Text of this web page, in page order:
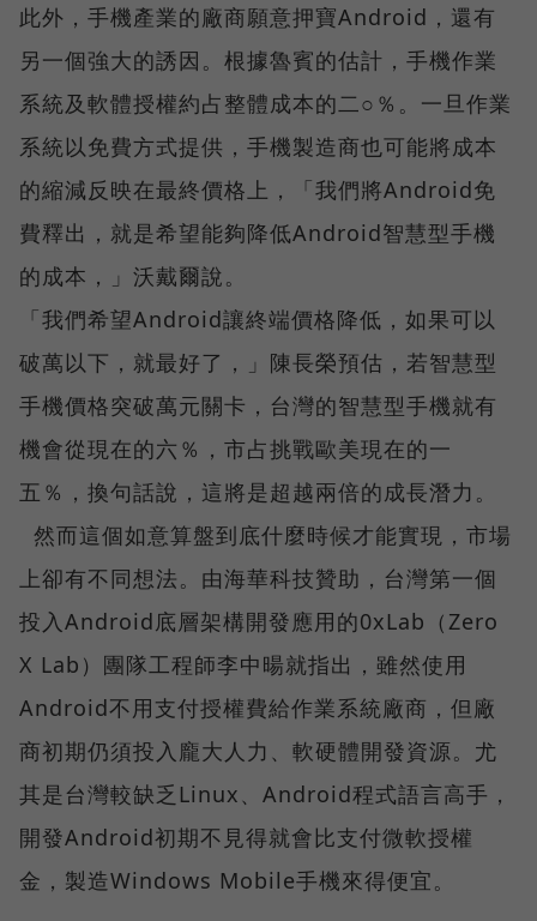
此外，手機產業的廠商願意押寶Android，還有
另一個強大的誘因。根據魯賓的估計，手機作業
系統及軟體授權約占整體成本的二○％。一旦作業
系統以免費方式提供，手機製造商也可能將成本
的縮減反映在最終價格上，「我們將Android免
費釋出，就是希望能夠降低Android智慧型手機
的成本，」沃戴爾說。
「我們希望Android讓終端價格降低，如果可以
破萬以下，就最好了，」陳長榮預估，若智慧型
手機價格突破萬元關卡，台灣的智慧型手機就有
機會從現在的六％，市占挑戰歐美現在的一
五％，換句話說，這將是超越兩倍的成長潛力。
然而這個如意算盤到底什麼時候才能實現，市場
上卻有不同想法。由海華科技贊助，台灣第一個
投入Android底層架構開發應用的0xLab（Zero
X Lab）團隊工程師李中暘就指出，雖然使用
Android不用支付授權費給作業系統廠商，但廠
商初期仍須投入龐大人力、軟硬體開發資源。尤
其是台灣較缺乏Linux、Android程式語言高手，
開發Android初期不見得就會比支付微軟授權
金，製造Windows Mobile手機來得便宜。